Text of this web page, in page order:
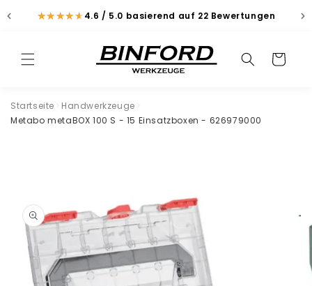
zum
★
★★
★★
★★
★★
★4.6 / 5.0 basierend auf 22 Bewertungen
Suchen SuchenWarenkorb
Startseite
Handwerkzeuge
Metabo metaBOX 100 S - 15 Einsatzboxen - 626979000